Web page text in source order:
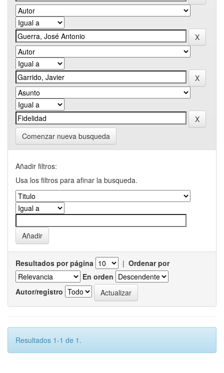
Comenzar nueva busqueda
Añadir filtros:
Usa los filtros para afinar la busqueda.
Resultados por página | Ordenar por
En orden
Autor/registro
Resultados 1-1 de 1.